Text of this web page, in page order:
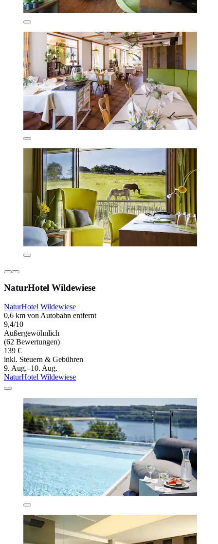
NaturHotel Wildewiese
NaturHotel Wildewiese
0,6 km von Autobahn entfernt
9,4/10
Außergewöhnlich
(62 Bewertungen)
139 €
inkl. Steuern & Gebühren
9. Aug.–10. Aug.
NaturHotel Wildewiese